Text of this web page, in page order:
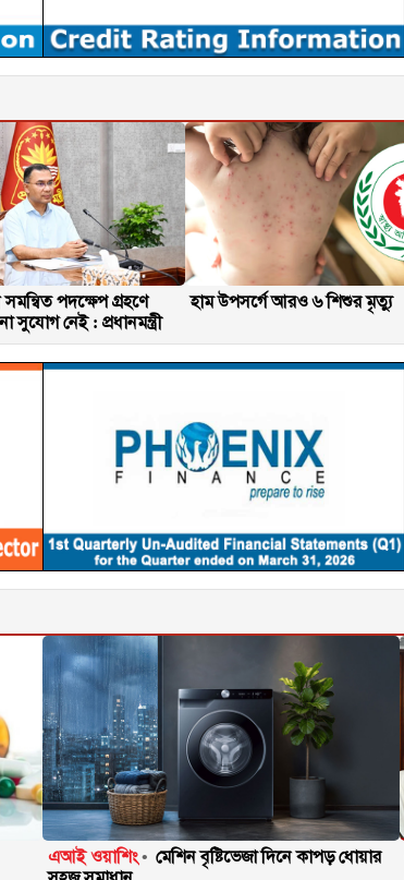
পদক্ষেপ গ্রহণে
নেই : প্রধানমন্ত্রী
হাম উপসর্গে আরও ৬ শিশুর মৃত্যু
এআই ওয়াশিং
মেশিন বৃষ্টিভেজা দিনে কাপড় ধোয়ার